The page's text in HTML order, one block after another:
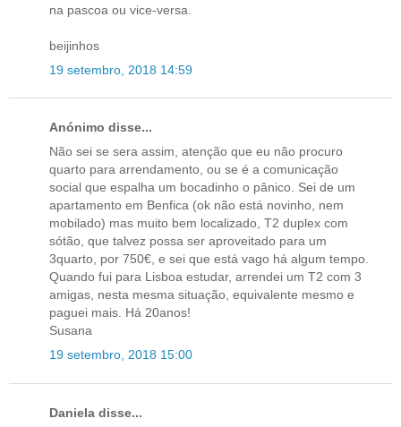
na pascoa ou vice-versa.
beijinhos
19 setembro, 2018 14:59
Anónimo disse...
Não sei se sera assim, atenção que eu não procuro
quarto para arrendamento, ou se é a comunicação
social que espalha um bocadinho o pânico. Sei de um
apartamento em Benfica (ok não está novinho, nem
mobilado) mas muito bem localizado, T2 duplex com
sótão, que talvez possa ser aproveitado para um
3quarto, por 750€, e sei que está vago há algum tempo.
Quando fui para Lisboa estudar, arrendei um T2 com 3
amigas, nesta mesma situação, equivalente mesmo e
paguei mais. Há 20anos!
Susana
19 setembro, 2018 15:00
Daniela disse...